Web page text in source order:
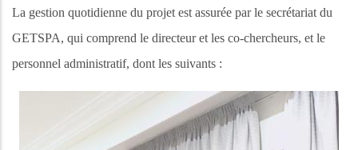
La gestion quotidienne du projet est assurée par le secrétariat du
GETSPA, qui comprend le directeur et les co-chercheurs, et le
personnel administratif, dont les suivants :